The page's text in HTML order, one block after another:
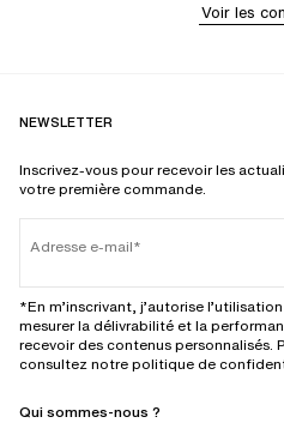
Voir les
NEWSLETTER
Inscrivez-vous pour recevoir les
votre première commande.
Adresse e-mail
*En m’inscrivant, j’autorise
mesurer la délivrabilité et la
recevoir des contenus personnalisés.
consultez notre politique de
Qui sommes-nous ?